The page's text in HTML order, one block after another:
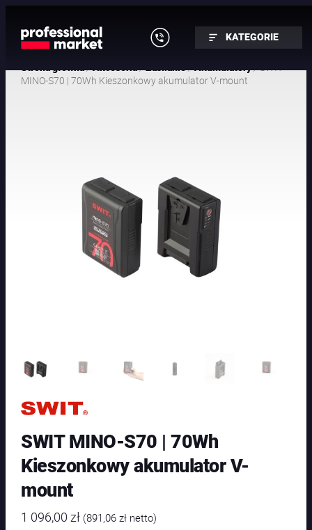
KATEGORIE
/ / /
/ SWIT
MINO-S70 | 70Wh Kieszonkowy akumulator V-mount
SWIT MINO-S70 | 70Wh
Kieszonkowy akumulator V-
mount
1 096,00 zł (891,06zł netto)